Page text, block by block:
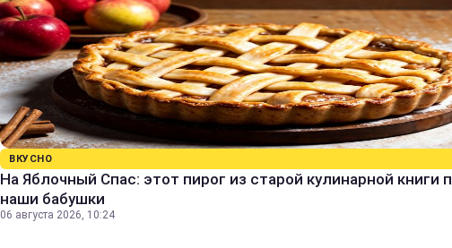
ВКУСНО
На Яблочный Спас: этот пирог из старой кулинарной книги
наши бабушки
06 августа 2026, 10:24